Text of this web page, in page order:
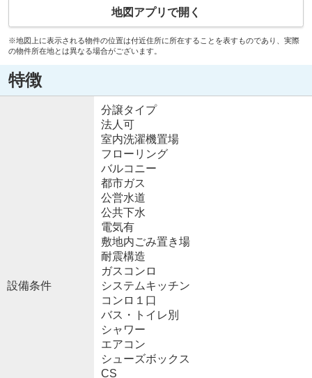
地図アプリで開く
※地図上に表示される物件の位置は付近住所に所在することを表すものであり、実際
の物件所在地とは異なる場合がございます。
特徴
設備条件
分譲タイプ
法人可
室内洗濯機置場
フローリング
バルコニー
都市ガス
公営水道
公共下水
電気有
敷地内ごみ置き場
耐震構造
ガスコンロ
システムキッチン
コンロ１口
バス・トイレ別
シャワー
エアコン
シューズボックス
CS